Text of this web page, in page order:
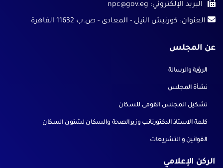
|
|
البريد الإلكتروني: npc@gov.eg
العنوان: كورنيش النيل - المعادى - ص.ب 11632 القاهرة
عن المجلس
الرؤية والرسالة
نشأة المجلس
تشكيل المجلس القومى للسكان
كلمة الاستاذ الدكتورنائب وزيرالصحة والسكان لشئون السكان
القوانين و التشريعات
الركن الإعلامي